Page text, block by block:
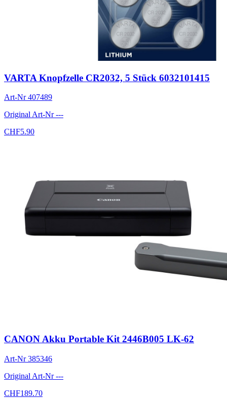
VARTA Knopfzelle CR2032, 5 Stück 6032101415
Art-Nr407489
Original Art-Nr---
CHF5.90
CANON Akku Portable Kit 2446B005 LK-62
Art-Nr385346
Original Art-Nr---
CHF189.70